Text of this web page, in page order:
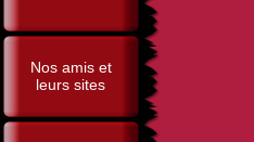
Nos amis et
leurs sites